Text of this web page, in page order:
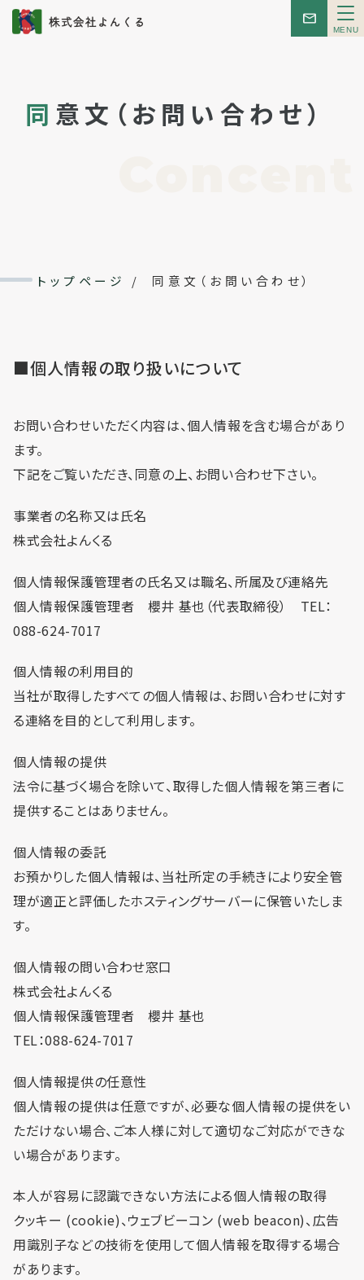
メ
ニ
お知らせ
会社概要
利用までの流れ・利用料金
利用規約
同 意文（お問い合わせ）
トップページ / 同意文（お問い合わせ）
■個人情報の取り扱いについて
お問い合わせいただく内容は、個人情報を含む場合があり
ます。
下記をご覧いただき、同意の上、お問い合わせ下さい。
事業者の名称又は氏名
株式会社よんくる
個人情報保護管理者の氏名又は職名、所属及び連絡先
個人情報保護管理者 櫻井 基也（代表取締役） TEL：
088-624-7017
個人情報の利用目的
当社が取得したすべての個人情報は、お問い合わせに対す
る連絡を目的として利用します。
個人情報の提供
法令に基づく場合を除いて、取得した個人情報を第三者に
提供することはありません。
個人情報の委託
お預かりした個人情報は、当社所定の手続きにより安全管
理が適正と評価したホスティングサーバーに保管いたしま
す。
個人情報の問い合わせ窓口
株式会社よんくる
個人情報保護管理者 櫻井 基也
TEL：088-624-7017
個人情報提供の任意性
個人情報の提供は任意ですが、必要な個人情報の提供をい
ただけない場合、ご本人様に対して適切なご対応ができな
い場合があります。
本人が容易に認識できない方法による個人情報の取得
クッキー (cookie)、ウェブビーコン (web beacon)、広告
用識別子などの技術を使用して個人情報を取得する場合
があります。